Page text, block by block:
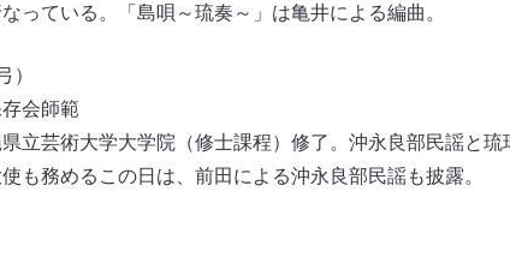
っている。「島唄～琉奏～」は亀井による編曲。
）
会師範
立芸術大学大学院（修士課程）修了。沖永良部民謡と琉
も務めるこの日は、前田による沖永良部⺠謡も披露。